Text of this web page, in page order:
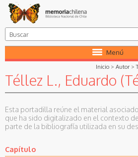
Menú
Inicio > Autor >
Téllez L., Eduardo
Esta portadilla reúne el material
que ha sido digitalizado en el contexto
parte de la bibliografía utilizada en su
Capítulo